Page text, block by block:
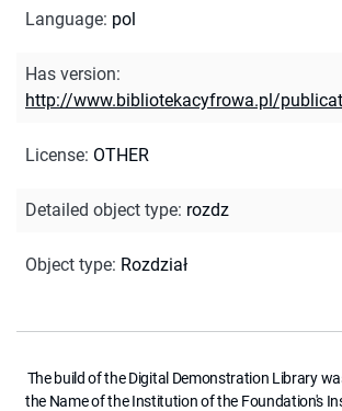
Language: pol
Has version:
http://www.bibliotekacyfrowa.pl/
License: OTHER
Detailed object type: rozdz
Object type: Rozdział
The build of the Digital Demonstration Library
the Name of the Institution of the Foundation's